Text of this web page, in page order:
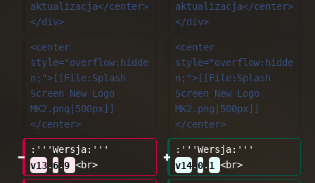
aktualizacja</center>
</div>
aktualizacja</center>
</div>
<center
style="overflow:hidde
n;">[[File:Splash
Screen New Logo
MK2.png|500px]]
</center>
<center
style="overflow:hidde
n;">[[File:Splash
Screen New Logo
MK2.png|500px]]
</center>
:'''Wersja:'''
v13. 6.9 <br>
:'''Wersja:'''
v14.0. 1 <br>